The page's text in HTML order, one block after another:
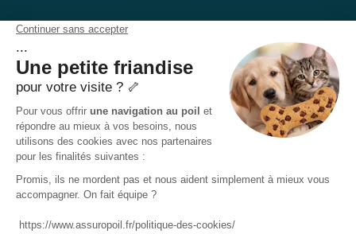
Feuille de soins
Conditions générales
Politique de confidentialité
Politique des Cookies
Accessibilité :
Partiellement conforme
51-55 rue Hoche
94767
Ivry-sur-Seine
Pas encore client ?
Mail :
adhesion@assuropoil.com
Tel :
01 77 94 89 02